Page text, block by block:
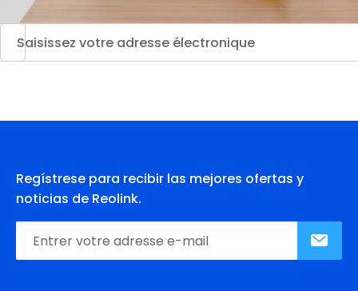
Regístrese para recibir las mejores ofertas y
noticias de Reolink.